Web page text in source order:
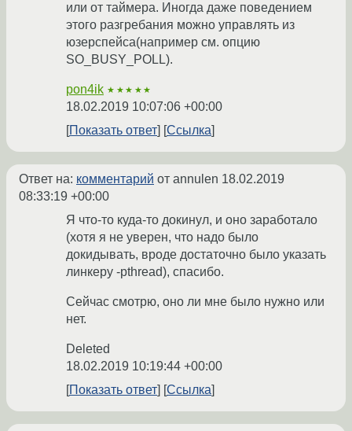
или от таймера. Иногда даже поведением
этого разгребания можно управлять из
юзерспейса(например см. опцию
SO_BUSY_POLL).
pon4ik ★★★★★
18.02.2019 10:07:06 +00:00
Показать ответ
Ссылка
Ответ на: комментарий от annulen 18.02.2019
08:33:19 +00:00
Я что-то куда-то докинул, и оно заработало
(хотя я не уверен, что надо было
докидывать, вроде достаточно было указать
линкеру -pthread), спасибо.
Сейчас смотрю, оно ли мне было нужно или
нет.
Deleted
18.02.2019 10:19:44 +00:00
Показать ответ
Ссылка